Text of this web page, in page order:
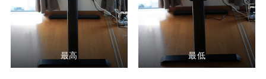
最高 最低